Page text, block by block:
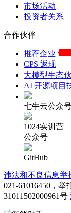
市场活动
投资者关系
合作伙伴
推荐企业
CPS 返现
大模型生态
AI 开源项目
七牛云公众
1024实训营
公众号
GitHub
违法和不良信息
021-61016450，
31011502000961号